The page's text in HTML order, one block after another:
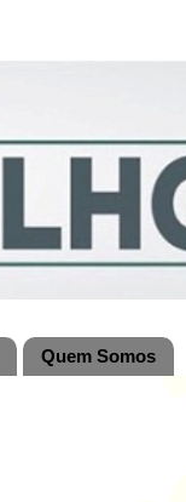
Quem Somos